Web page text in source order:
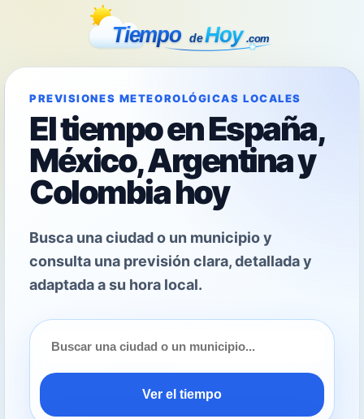
PREVISIONES METEOROLÓGICAS LOCALES
El tiempo en España,
México, Argentina y
Colombia hoy
Busca una ciudad o un municipio y
consulta una previsión clara, detallada y
adaptada a su hora local.
Ver el tiempo